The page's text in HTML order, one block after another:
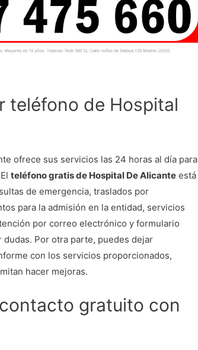
teléfono de Hospital
ofrece sus servicios las 24 horas al día para
Elteléfono gratis de Hospital De Alicante está
de emergencia, traslados por
para la admisión en la entidad, servicios
por correo electrónico y formulario
Por otra parte, puedes dejar
con los servicios proporcionados,
hacer mejoras.
gratuito con